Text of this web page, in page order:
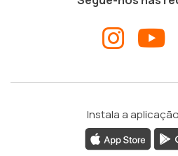
Instala a aplicação